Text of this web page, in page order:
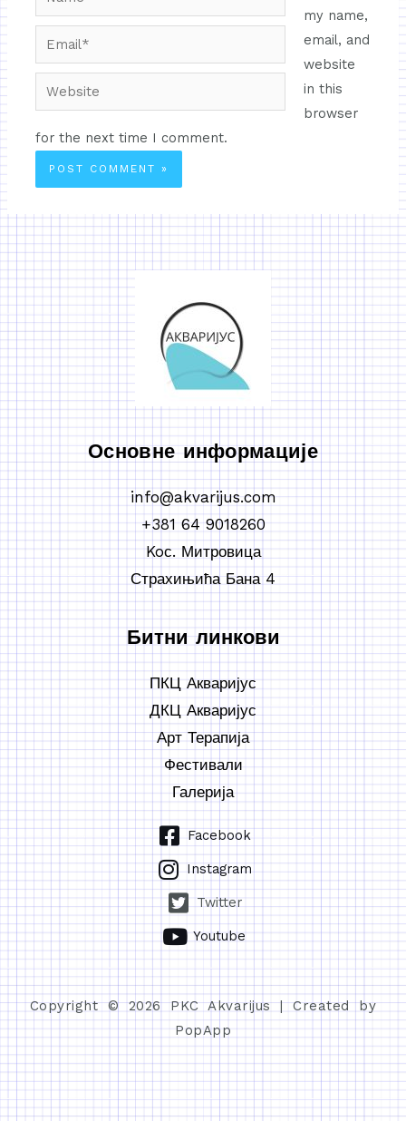
my name,
email, and
website
in this
browser
for the next time I comment.
Основне информације
info@akvarijus.com
+381 64 9018260
Koс. Митровица
Страхињића Бана 4
Битни линкови
ПКЦ Акваријус
ДКЦ Акваријус
Арт Терапија
Фестивали
Галерија
Facebook
Instagram
Twitter
Youtube
Copyright © 2026 PKC Akvarijus | Created by
PopApp